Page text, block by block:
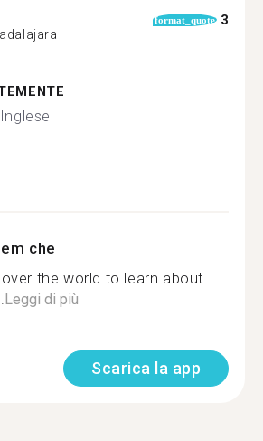
format_quote 3
Inglese
che
the world to learn about
Leggi di più
Scarica la app